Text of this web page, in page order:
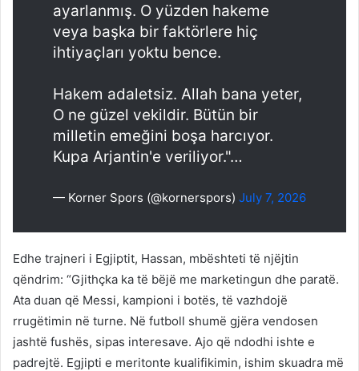
ayarlanmış. O yüzden hakeme
veya başka bir faktörlere hiç
ihtiyaçları yoktu bence.
Hakem adaletsiz. Allah bana yeter,
O ne güzel vekildir. Bütün bir
milletin emeğini boşa harcıyor.
Kupa Arjantin'e veriliyor."…
— Korner Spors (@kornerspors) July 7, 2026
Edhe trajneri i Egjiptit, Hassan, mbështeti të njëjtin
qëndrim: “Gjithçka ka të bëjë me marketingun dhe paratë.
Ata duan që Messi, kampioni i botës, të vazhdojë
rrugëtimin në turne. Në futboll shumë gjëra vendosen
jashtë fushës, sipas interesave. Ajo që ndodhi ishte e
padrejtë. Egjipti e meritonte kualifikimin, ishim skuadra më